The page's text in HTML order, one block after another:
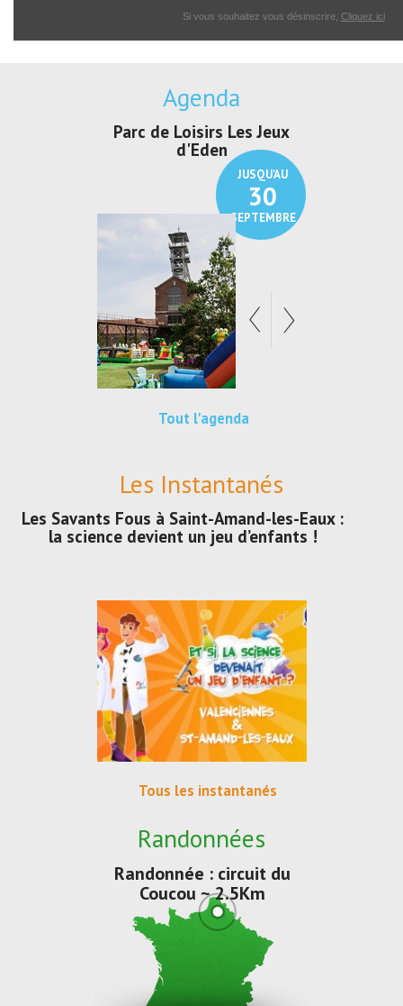
Si vous souhaitez vous désinscrire, Cliquez ici
Agenda
SEPTEMBRE
JUSQU'AU
21
SEPTEMBRE
Exposition "Lucien Jonas -
Au pays du charbon ...
Tout l'agenda
Les Instantanés
Les Savants Fous à Saint-Amand-les-Eaux :
la science devient un jeu d’enfants !
Tous les instantanés
Randonnées
Randonnée : circuit du
Coucou ~ 2.5Km